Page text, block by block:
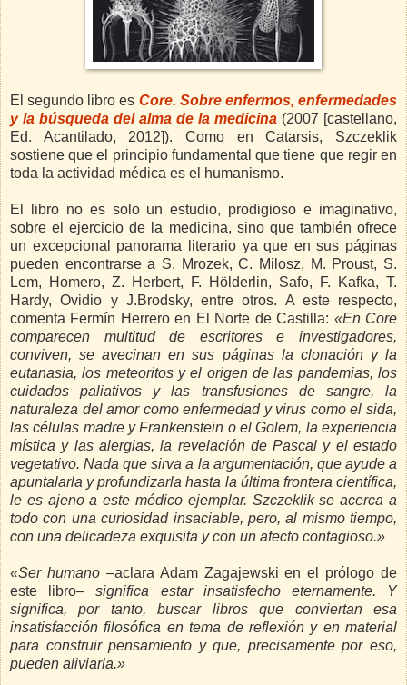
El segundo libro es Core. Sobre enfermos, enfermedades
y la búsqueda del alma de la medicina (2007 [castellano,
Ed. Acantilado, 2012]). Como en Catarsis, Szczeklik
sostiene que el principio fundamental que tiene que regir en
toda la actividad médica es el humanismo.
El libro no es solo un estudio, prodigioso e imaginativo,
sobre el ejercicio de la medicina, sino que también ofrece
un excepcional panorama literario ya que en sus páginas
pueden encontrarse a S. Mrozek, C. Milosz, M. Proust, S.
Lem, Homero, Z. Herbert, F. Hölderlin, Safo, F. Kafka, T.
Hardy, Ovidio y J.Brodsky, entre otros. A este respecto,
comenta Fermín Herrero en El Norte de Castilla: «En Core
comparecen multitud de escritores e investigadores,
conviven, se avecinan en sus páginas la clonación y la
eutanasia, los meteoritos y el origen de las pandemias, los
cuidados paliativos y las transfusiones de sangre, la
naturaleza del amor como enfermedad y virus como el sida,
las células madre y Frankenstein o el Golem, la experiencia
mística y las alergias, la revelación de Pascal y el estado
vegetativo. Nada que sirva a la argumentación, que ayude a
apuntalarla y profundizarla hasta la última frontera científica,
le es ajeno a este médico ejemplar. Szczeklik se acerca a
todo con una curiosidad insaciable, pero, al mismo tiempo,
con una delicadeza exquisita y con un afecto contagioso.»
«Ser humano–aclara Adam Zagajewski en el prólogo de
este libro–significa estar insatisfecho eternamente. Y
significa, por tanto, buscar libros que conviertan esa
insatisfacción filosófica en tema de reflexión y en material
para construir pensamiento y que, precisamente por eso,
pueden aliviarla.»